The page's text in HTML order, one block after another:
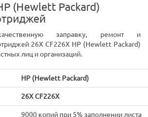
(Hewlett Packard)
заправку, ремонт и
26X CF226X HP (Hewlett Packard)
лиц и организаций.
HP (Hewlett Packard)
26X CF226X
9000 копий при 5% заполнении листа